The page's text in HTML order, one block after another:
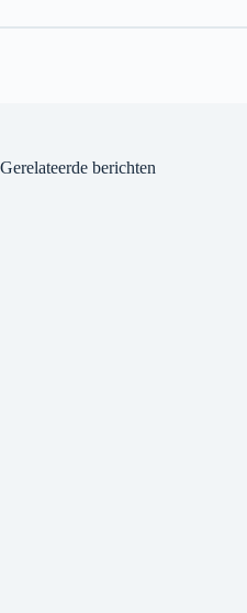
Gerelateerde berichten